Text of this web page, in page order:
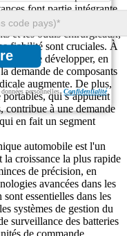
personnelles.Confidentialité
font partie intégrante
de diagnostic,
et les outils chirurgicaux,
fiabilité sont cruciales. À
de se développer, en
demande de composants
augmente. De plus,
qui s’appuient
contribue à une demande
en fait un segment
automobile est l'un
croissance la plus rapide
de précision, en
avancées dans les
essentielles dans les
systèmes de gestion du
surveillance des batteries